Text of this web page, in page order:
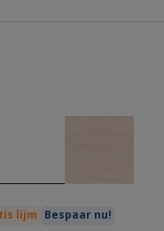
lijm Bespaar nu!